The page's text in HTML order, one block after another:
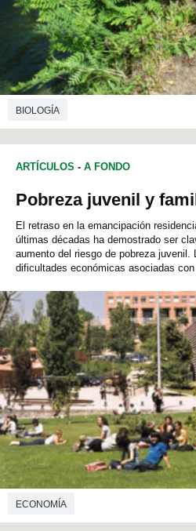
BIOLOGÍA
ARTÍCULOS - A FONDO
Pobreza juvenil y
El retraso en la emancipación
últimas décadas ha demostrado ser
aumento del riesgo de pobreza
dificultades económicas asociadas
ECONOMÍA